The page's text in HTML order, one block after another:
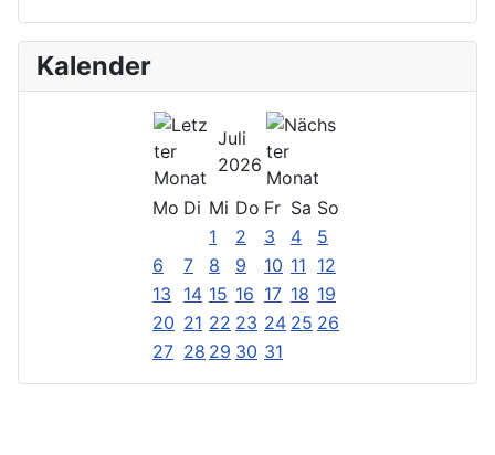
Kalender
Juli
2026
Mo Di Mi Do Fr Sa So
1
2 3 4
5
6
7 8 9 10 11 12
13
14 15 16 17 18 19
20 21 22 23 24 25 26
27 28 29 30 31